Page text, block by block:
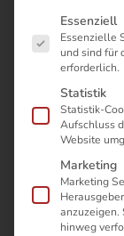
Es folgt eine
Essenziell
Essenzielle
und sind für
erforderlich.
Statistik
Statistik-
Aufschluss
Website
Marketing
Marketing
anzuzeigen.
hinweg